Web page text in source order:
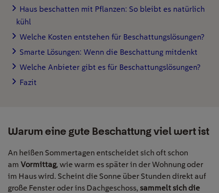
Haus beschatten mit Pflanzen: So bleibt es natürlich
kühl
Welche Kosten entstehen für Beschattungslösungen?
Smarte Lösungen: Wenn die Beschattung mitdenkt
Welche Anbieter gibt es für Beschattungslösungen?
Fazit
Warum eine gute Beschattung viel wert ist
An heißen Sommertagen entscheidet sich oft schon
am Vormittag, wie warm es später in der Wohnung oder
im Haus wird. Scheint die Sonne über Stunden direkt auf
große Fenster oder ins Dachgeschoss, sammelt sich die